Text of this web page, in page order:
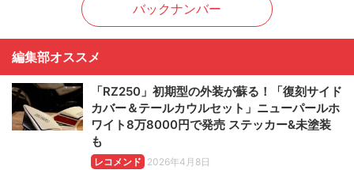
バックナンバー
編集部オススメ
「RZ250」初期型の外装が蘇る！「復刻サイド
カバー＆テールカウルセット」ニューパールホ
ワイト8万8000円で発売 ステッカー&未塗装
も
レコメンド 2026年4月8日